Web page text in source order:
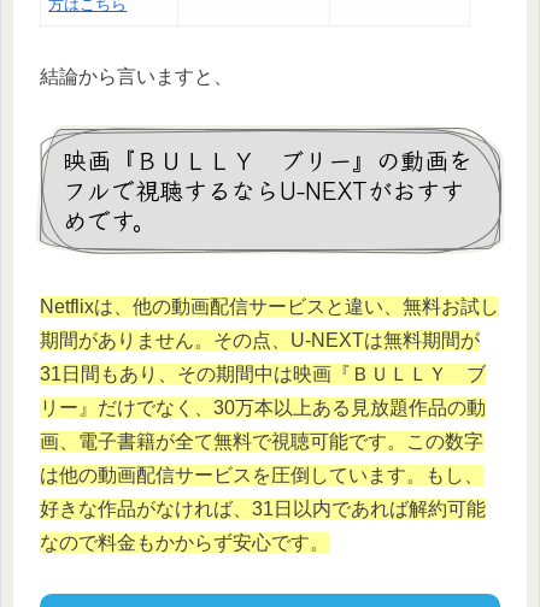
方はこちら
結論から言いますと、
映画『ＢＵＬＬＹ ブリー』の動画を
フルで視聴するならU-NEXTがおすす
めです。
Netflixは、他の動画配信サービスと違い、無料お試し
期間がありません。その点、U-NEXTは無料期間が
31日間もあり、その期間中は映画『ＢＵＬＬＹ ブ
リー』だけでなく、30万本以上ある見放題作品の動
画、電子書籍が全て無料で視聴可能です。この数字
は他の動画配信サービスを圧倒しています。もし、
好きな作品がなければ、31日以内であれば解約可能
なので料金もかからず安心です。